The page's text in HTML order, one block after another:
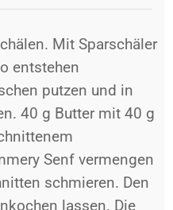
Mit Sparschäler
entstehen
putzen und in
40 g Butter mit 40 g
Senf vermengen
schmieren. Den
lassen. Die